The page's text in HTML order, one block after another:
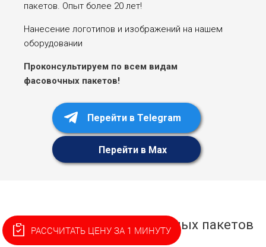
пакетов. Опыт более 20 лет!
Нанесение логотипов и изображений на нашем
оборудовании
Проконсультируем по всем видам
фасовочных пакетов!
Перейти в Telegram
Перейти в Max
Основные виды фасовочных пакетов
с логотипом
РАССЧИТАТЬ ЦЕНУ ЗА 1 МИНУТУ